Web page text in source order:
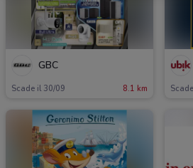
GBC
Scade il 30/09 8.1 km